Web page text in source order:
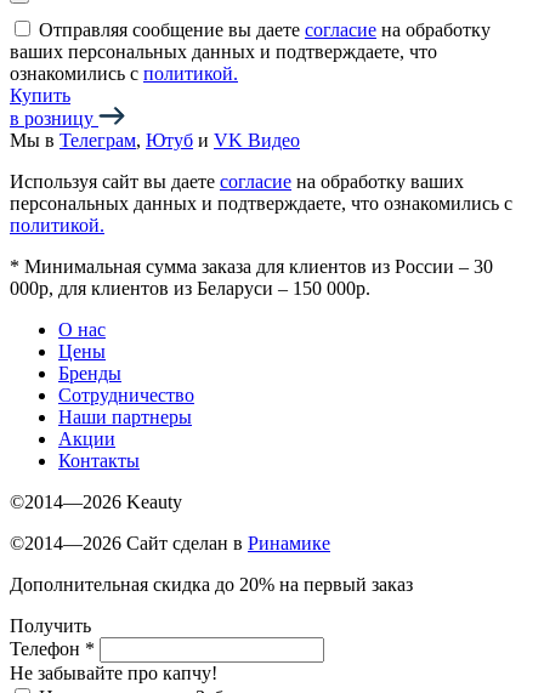
Отправляя сообщение вы даете согласие на обработку
ваших персональных данных и подтверждаете, что
ознакомились с политикой.
Купить
в розницу
Мы в Телеграм, Ютуб и VK Видео
Используя сайт вы даете согласие на обработку ваших
персональных данных и подтверждаете, что ознакомились с
политикой.
* Минимальная сумма заказа для клиентов из России – 30
000р, для клиентов из Беларуси – 150 000р.
О нас
Цены
Бренды
Сотрудничество
Наши партнеры
Акции
Контакты
©2014—2026 Keauty
©2014—2026 Сайт сделан в Ринамике
Дополнительная скидка до 20% на первый заказ
Получить
Телефон *
Не забывайте про капчу!